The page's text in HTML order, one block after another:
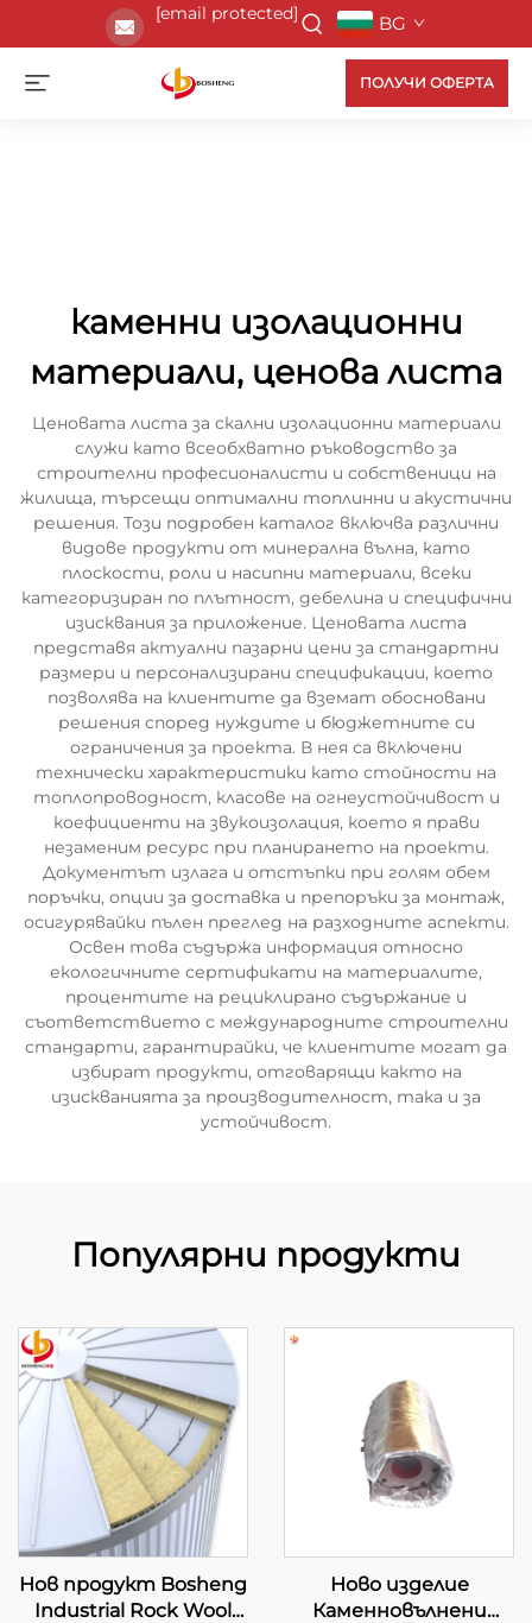
[email protected] BG
ПОЛУЧИ ОФЕРТА
каменни изолационни
материали, ценова листа
Ценовата листа за скални изолационни материали
служи като всеобхватно ръководство за
строителни професионалисти и собственици на
жилища, търсещи оптимални топлинни и акустични
решения. Този подробен каталог включва различни
видове продукти от минерална вълна, като
плоскости, роли и насипни материали, всеки
категоризиран по плътност, дебелина и специфични
изисквания за приложение. Ценовата листа
представя актуални пазарни цени за стандартни
размери и персонализирани спецификации, което
позволява на клиентите да вземат обосновани
решения според нуждите и бюджетните си
ограничения за проекта. В нея са включени
технически характеристики като стойности на
топлопроводност, класове на огнеустойчивост и
коефициенти на звукоизолация, което я прави
незаменим ресурс при планирането на проекти.
Документът излага и отстъпки при голям обем
поръчки, опции за доставка и препоръки за монтаж,
осигурявайки пълен преглед на разходните аспекти.
Освен това съдържа информация относно
екологичните сертификати на материалите,
процентите на рециклирано съдържание и
съответствието с международните строителни
стандарти, гарантирайки, че клиентите могат да
избират продукти, отговарящи както на
изискванията за производителност, така и за
устойчивост.
Популярни продукти
Нов продукт Bosheng
Industrial Rock Wool
Ново изделие
Каменновълнени